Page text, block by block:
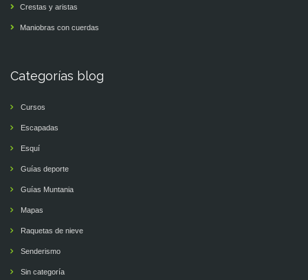
Crestas y aristas
Maniobras con cuerdas
Categorías blog
Cursos
Escapadas
Esquí
Guías deporte
Guías Muntania
Mapas
Raquetas de nieve
Senderismo
Sin categoría